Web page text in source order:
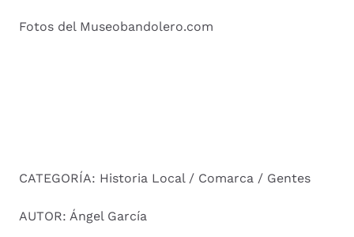
Fotos del Museobandolero.com
CATEGORÍA: Historia Local / Comarca / Gentes
AUTOR: Ángel García